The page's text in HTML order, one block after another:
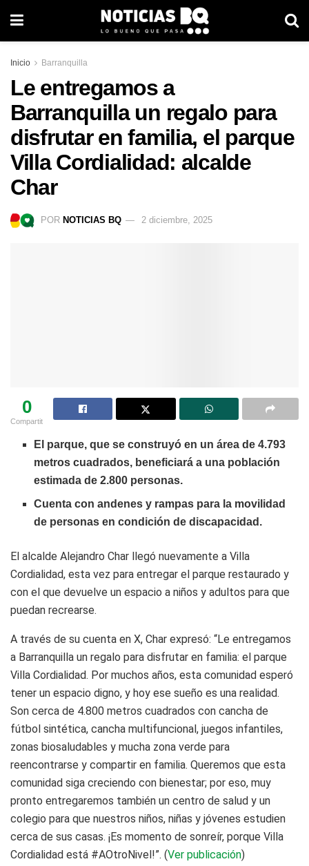
Inicio Barranquilla
Le entregamos a
Barranquilla un regalo para
disfrutar en familia, el parque
Villa Cordialidad: alcalde
Char
POR NOTICIAS BQ 2 diciembre, 2025
0
Compartit
El parque, que se construyó en un área de 4.793
metros cuadrados, beneficiará a una población
estimada de 2.800 personas.
Cuenta con andenes y rampas para la movilidad
de personas en condición de discapacidad.
El alcalde Alejandro Char llegó nuevamente a Villa
Cordialidad, esta vez para entregar el parque restaurado y
con el que devuelve un espacio a niños y adultos para que
puedan recrearse.
A través de su cuenta en X, Char expresó: “Le entregamos
a Barranquilla un regalo para disfrutar en familia: el parque
Villa Cordialidad. Por muchos años, esta comunidad esperó
tener un espacio digno, y hoy ese sueño es una realidad.
Son cerca de 4.800 metros cuadrados con cancha de
fútbol sintética, cancha multifuncional, juegos infantiles,
zonas biosaludables y mucha zona verde para
reencontrarse y compartir en familia. Queremos que esta
comunidad siga creciendo con bienestar; por eso, muy
pronto entregaremos también un centro de salud y un
colegio para que nuestros niños, niñas y jóvenes estudien
cerca de sus casas. ¡Es momento de sonreír, porque Villa
Cordialidad está #AOtroNivel!”. (Ver publicación)